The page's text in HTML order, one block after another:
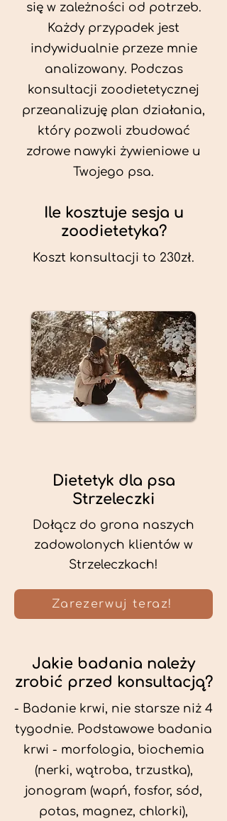
się w zależności od potrzeb.
Każdy przypadek jest
indywidualnie przeze mnie
analizowany. Podczas
konsultacji zoodietetycznej
przeanalizuję plan działania,
który pozwoli zbudować
zdrowe nawyki żywieniowe u
Twojego psa.
Ile kosztuje sesja u
zoodietetyka?
Koszt konsultacji to 230zł.
Dietetyk dla psa
Strzeleczki
Dołącz do grona naszych
zadowolonych klientów w
Strzeleczkach!
Zarezerwuj teraz!
Jakie badania należy
zrobić przed konsultacją?
- Badanie krwi, nie starsze niż 4
tygodnie. Podstawowe badania
krwi - morfologia, biochemia
(nerki, wątroba, trzustka),
jonogram (wapń, fosfor, sód,
potas, magnez, chlorki),